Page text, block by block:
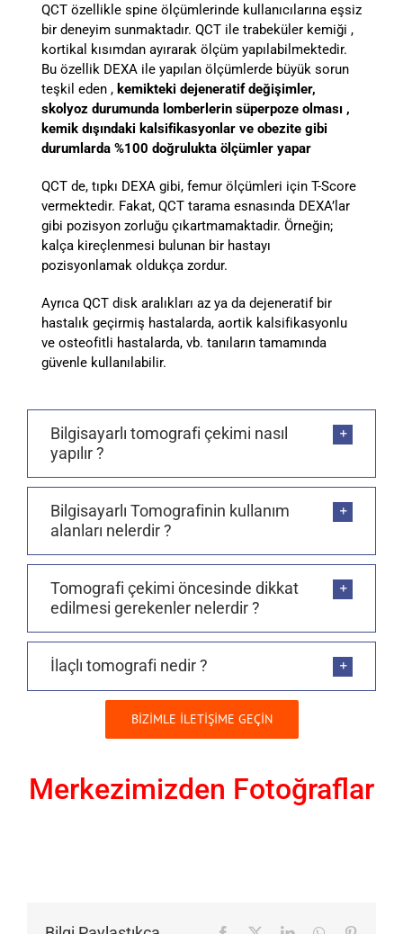
QCT özellikle spine ölçümlerinde kullanıcılarına eşsiz
bir deneyim sunmaktadır. QCT ile trabeküler kemiği ,
kortikal kısımdan ayırarak ölçüm yapılabilmektedir.
Bu özellik DEXA ile yapılan ölçümlerde büyük sorun
teşkil eden , kemikteki dejeneratif değişimler,
skolyoz durumunda lomberlerin süperpoze olması ,
kemik dışındaki kalsifikasyonlar ve obezite gibi
durumlarda %100 doğrulukta ölçümler yapar
QCT de, tıpkı DEXA gibi, femur ölçümleri için T-Score
vermektedir. Fakat, QCT tarama esnasında DEXA’lar
gibi pozisyon zorluğu çıkartmamaktadir. Örneğin;
kalça kireçlenmesi bulunan bir hastayı
pozisyonlamak oldukça zordur.
Ayrıca QCT disk aralıkları az ya da dejeneratif bir
hastalık geçirmiş hastalarda, aortik kalsifikasyonlu
ve osteofitli hastalarda, vb. tanıların tamamında
güvenle kullanılabilir.
Bilgisayarlı tomografi çekimi nasıl
yapılır ?
Bilgisayarlı Tomografinin kullanım
alanları nelerdir ?
Tomografi çekimi öncesinde dikkat
edilmesi gerekenler nelerdir ?
İlaçlı tomografi nedir ?
BİZİMLE İLETİŞİME GEÇİN
Merkezimizden Fotoğraflar